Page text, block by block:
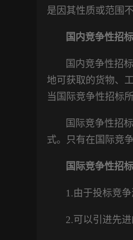
是因其性质或范围
国内竞争性招
国内竞争性招
地可获取的货物、
当国际竞争性招标
国际竞争性招
式。只有在国际竞
国际竞争性招
1.由于投标竞
2.可以引进先